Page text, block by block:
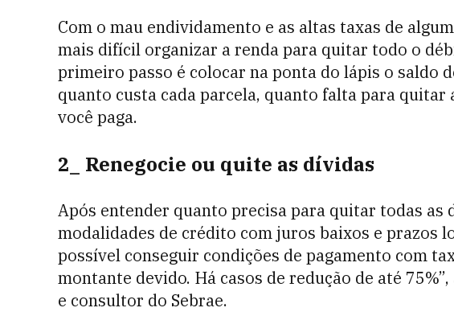
Com o mau endividamento e as altas taxas de
mais difícil organizar a renda para quitar todo o
primeiro passo é colocar na ponta do lápis o saldo
quanto custa cada parcela, quanto falta para quitar
você paga.
2_ Renegocie ou quite as dívidas
Após entender quanto precisa para quitar todas as
modalidades de crédito com juros baixos e prazos
possível conseguir condições de pagamento com
montante devido. Há casos de redução de até
e consultor do Sebrae.